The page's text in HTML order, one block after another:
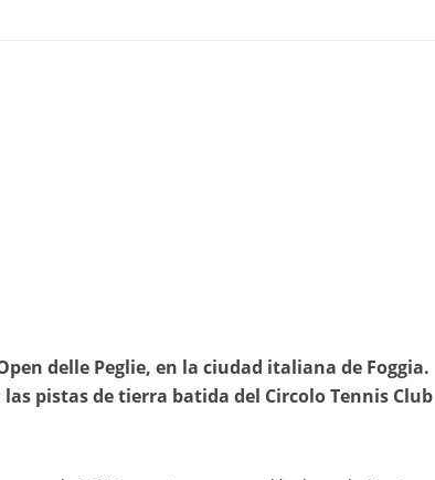
delle Peglie, en la ciudad italiana de Foggia.
pistas de tierra batida del Circolo Tennis Club